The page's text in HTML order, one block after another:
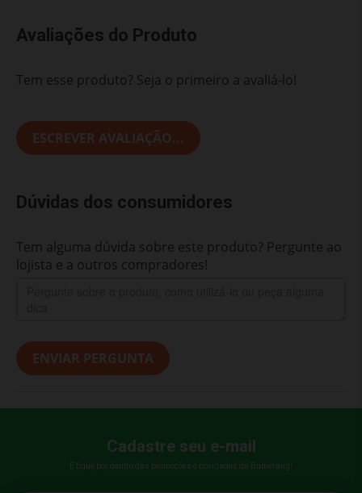
Avaliações do Produto
Tem esse produto? Seja o primeiro a avaliá-lo!
ESCREVER AVALIAÇÃO...
Dúvidas dos consumidores
Tem alguma dúvida sobre este produto? Pergunte ao
lojista e a outros compradores!
ENVIAR PERGUNTA
Cadastre seu e-mail
E fique por dentro das promoções e novidades da Bumerang!